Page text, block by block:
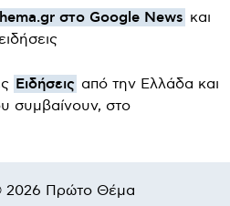
στο Google News και
Ειδήσεις από την Ελλάδα και
συμβαίνουν, στο
2026 Πρώτο Θέμα